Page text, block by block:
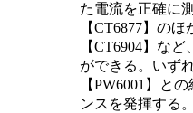
た電流を正確に
【CT6877】の
【CT6904】な
ができる。いず
【PW6001】と
ンスを発揮する。